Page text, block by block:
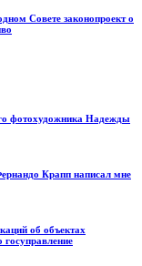
Совете законопроект о
фотохудожника Надежды
Крапп написал мне
об объектах